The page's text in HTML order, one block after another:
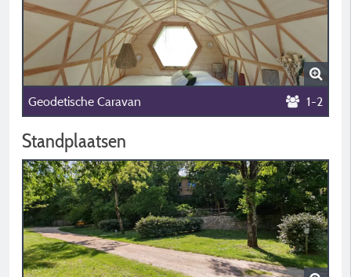
Geodetische Caravan 1-2
Standplaatsen